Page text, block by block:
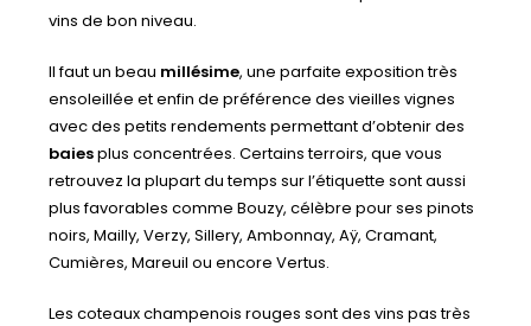
vins de bon niveau.
Il faut un beau millésime, une parfaite exposition très
ensoleillée et enfin de préférence des vieilles vignes
avec des petits rendements permettant d’obtenir des
baiesplus concentrées. Certains terroirs, que vous
retrouvez la plupart du temps sur l’étiquette sont aussi
plus favorables comme Bouzy, célèbre pour ses pinots
noirs, Mailly, Verzy, Sillery, Ambonnay, Aÿ, Cramant,
Cumières, Mareuil ou encore Vertus.
Les coteaux champenois rouges sont des vins pas très